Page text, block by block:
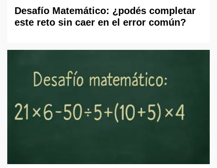
Desafío Matemático: ¿podés completar
este reto sin caer en el error común?